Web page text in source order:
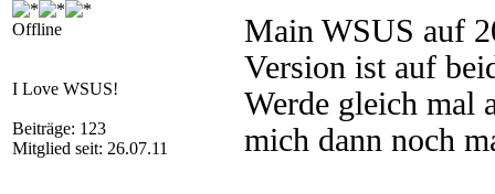
Offline
I Love WSUS!
Beiträge: 123
Mitglied seit: 26.07.11
Main WSUS auf
Version ist auf
Werde gleich mal
mich dann noch